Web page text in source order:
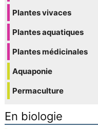
Plantes vivaces
Plantes aquatiques
Plantes médicinales
Aquaponie
Permaculture
En biologie